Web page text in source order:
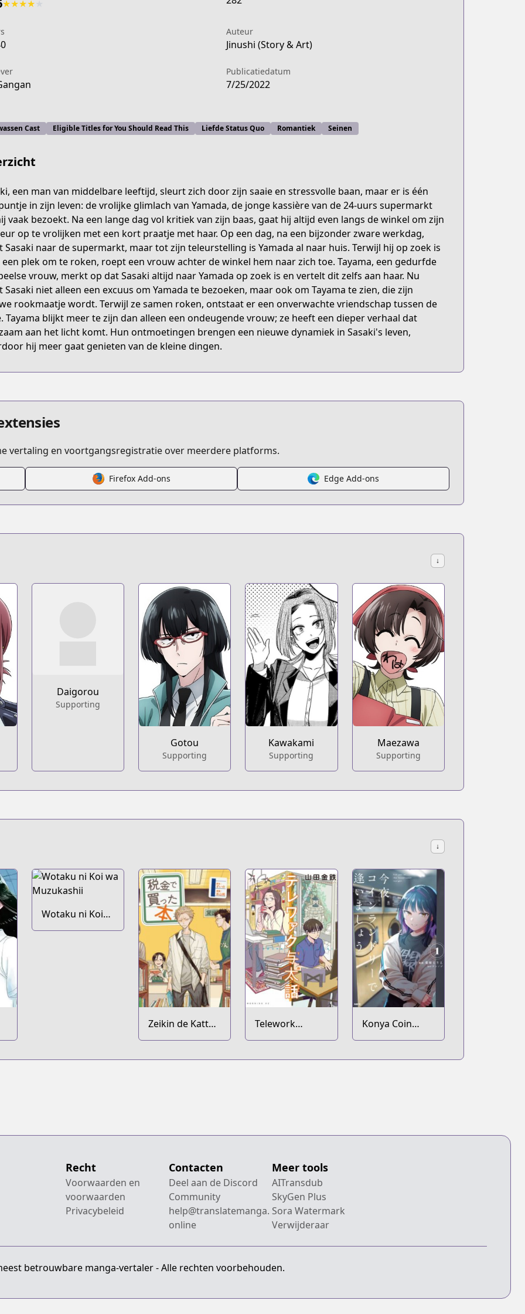
47a9-83e9-434ff671f968
behind-the-supermarket-with-you
★★★★
Auteur
Jinushi (Story & Art)
Publicatiedatum
7/25/2022
Cast Eligible Titles for You Should Read This Liefde Status Quo Romantiek Seinen
een man van middelbare leeftijd, sleurt zich door zijn saaie en stressvolle baan, maar er is één
in zijn leven: de vrolijke glimlach van Yamada, de jonge kassière van de 24-uurs supermarkt
vaak bezoekt. Na een lange dag vol kritiek van zijn baas, gaat hij altijd even langs de winkel om zijn
op te vrolijken met een kort praatje met haar. Op een dag, na een bijzonder zware werkdag,
Sasaki naar de supermarkt, maar tot zijn teleurstelling is Yamada al naar huis. Terwijl hij op zoek is
een plek om te roken, roept een vrouw achter de winkel hem naar zich toe. Tayama, een gedurfde
vrouw, merkt op dat Sasaki altijd naar Yamada op zoek is en vertelt dit zelfs aan haar. Nu
Sasaki niet alleen een excuus om Yamada te bezoeken, maar ook om Tayama te zien, die zijn
rookmaatje wordt. Terwijl ze samen roken, ontstaat er een onverwachte vriendschap tussen de
Tayama blijkt meer te zijn dan alleen een ondeugende vrouw; ze heeft een dieper verhaal dat
aan het licht komt. Hun ontmoetingen brengen een nieuwe dynamiek in Sasaki's leven,
hij meer gaat genieten van de kleine dingen.
vertaling en voortgangsregistratie over meerdere platforms.
Firefox Add-ons Edge Add-ons
↓
Daigorou
Supporting
Gotou
Supporting
Kawakami
Supporting
Maezawa
Supporting
↓
Wotaku ni Koi
wa Muzukashii
Zeikin de Katta
Hon
Telework
Yotabanashi
Konya Coin
Laundry de
Recht
Voorwaarden en
voorwaarden
Privacybeleid
Contacten
Deel aan de Discord
Community
help@translatemanga.
online
Meer tools
AITransdub
SkyGen Plus
Sora Watermark
Verwijderaar
betrouwbare manga-vertaler - Alle rechten voorbehouden.